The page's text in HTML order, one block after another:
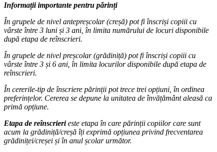
Informații importante pentru părinți
În grupele de nivel antepreșcolar (creșă) pot fi înscriși copiii cu
vârste între 3 luni și 3 ani, în limita numărului de locuri disponibile
după etapa de reînscrieri.
În grupele de nivel preșcolar (grădiniță) pot fi înscriși copiii cu
vârste între 3 și 6 ani, în limita locurilor disponibile după etapa de
reînscrieri.
În cererile-tip de înscriere părinții pot trece trei opțiuni, în ordinea
preferințelor. Cererea se depune la unitatea de învățământ aleasă ca
primă opțiune.
Etapa de reînscrierieste etapa în care părinții copiilor care sunt
acum la grădiniță/creșă îți exprimă opțiunea privind frecventarea
grădiniței/creșei și în anul școlar următor.